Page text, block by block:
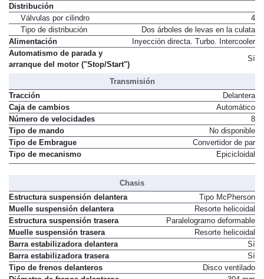
Distribución
Válvulas por cilindro
4
Tipo de distribución
Dos árboles de levas en la culata
Alimentación
Inyección directa. Turbo. Intercooler
Automatismo de parada y
arranque del motor ("Stop/Start")
Sí
Transmisión
Tracción
Delantera
Caja de cambios
Automático
Número de velocidades
8
Tipo de mando
No disponible
Tipo de Embrague
Convertidor de par
Tipo de mecanismo
Epicicloidal
Chasis
Estructura suspensión delantera
Tipo McPherson
Muelle suspensión delantera
Resorte helicoidal
Estructura suspensión trasera
Paralelogramo deformable
Muelle suspensión trasera
Resorte helicoidal
Barra estabilizadora delantera
Sí
Barra estabilizadora trasera
Sí
Tipo de frenos delanteros
Disco ventilado